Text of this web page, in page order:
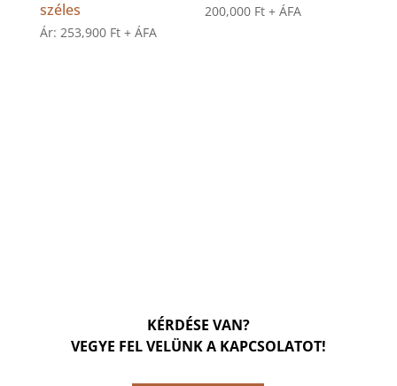
széles
Ár: 253,900 Ft + ÁFA
200,000 FtÁrtartomány:
+ ÁFA
KÉRDÉSE VAN?
VEGYE FEL VELÜNK A KAPCSOLATOT!